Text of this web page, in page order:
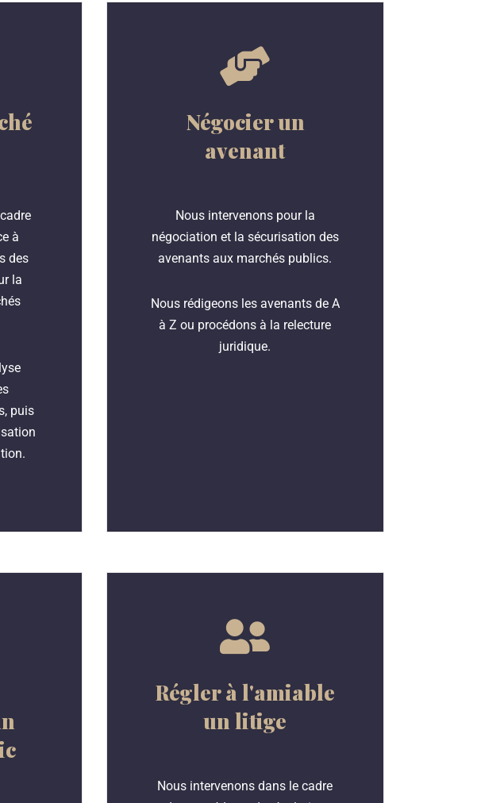
à
des
la
puis
Négocier un
avenant
Nous intervenons pour la
négociation et la sécurisation des
avenants aux marchés publics.
Nous rédigeons les avenants de A
à Z ou procédons à la relecture
juridique.
Régler à l'amiable
un litige
Nous intervenons dans le cadre